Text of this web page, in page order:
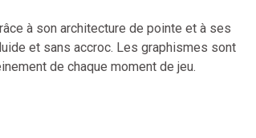
à son architecture de pointe et à ses
et sans accroc. Les graphismes sont
de chaque moment de jeu.